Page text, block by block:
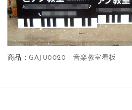
商品：GAJU0020 音楽教室看板